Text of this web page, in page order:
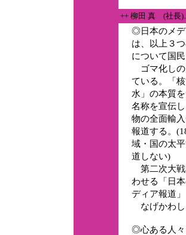
++ 柳田 真 (社
◎日本のメデ
は、以上３
について国
ゴマ化しの
ている。「
水」の本質
名称を宣伝
物の全面輸
報道する。
域・国の太
道しない)
第二次大戦
わせる「日
ディア報道
なげかわ
◎心ある人々